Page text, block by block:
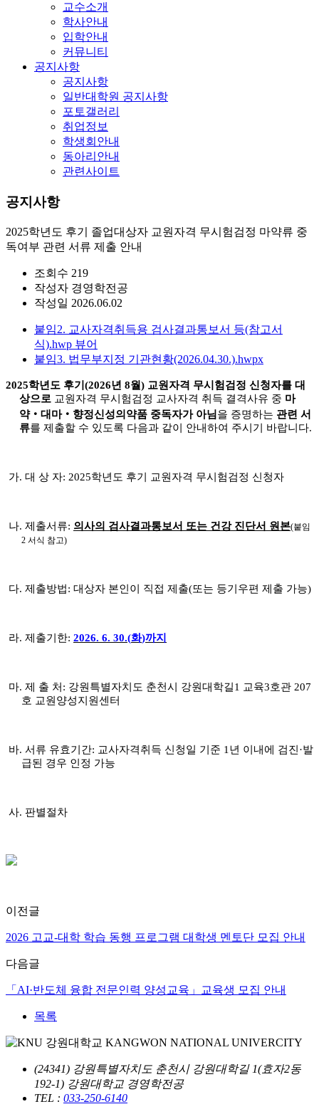
교수소개
학사안내
입학안내
커뮤니티
공지사항
공지사항
일반대학원 공지사항
포토갤러리
취업정보
학생회안내
동아리안내
관련사이트
공지사항
2025학년도 후기 졸업대상자 교원자격 무시험검정 마약류 중
독여부 관련 서류 제출 안내
조회수 219
작성자 경영학전공
작성일 2026.06.02
붙임2. 교사자격취득용 검사결과통보서 등(참고서
식).hwp 뷰어
붙임3. 법무부지정 기관현황(2026.04.30.).hwpx
2025학년도 후기 (2026년 8월) 교원자격 무시험검정 신청자를 대
상으로 교원자격 무시험검정 교사자격 취득 결격사유 중 마
약‧대마‧ 향정신성의약품 중독자가 아님 을 증명하는 관련 서
류를 제출할 수 있도록 다음과 같이 안내하여 주시기 바랍니다.
가. 대 상 자: 2025학년도 후기 교원자격 무시험검정 신청자
나. 제출서류: 의사의 검사결과통보서 또는 건강 진단서 원본(붙임
2 서식 참고)
다. 제출방법: 대상자 본인이 직접 제출(또는 등기우편 제출 가능)
라. 제출기한: 2026. 6. 30.(화)까지
마. 제 출 처 : 강원특별자치도 춘천시 강원대학길1 교육3호관 207
호 교원양성지원센터
바. 서류 유효기간: 교사자격취득 신청일 기준 1 년 이내에 검진 ·발
급된 경우 인정 가능
사. 판별절차
이전글
2026 고교-대학 학습 동행 프로그램 대학생 멘토단 모집 안내
다음글
「AI·반도체 융합 전문인력 양성교육」교육생 모집 안내
목록
(24341) 강원특별자치도 춘천시 강원대학길 1(효자2동
192-1) 강원대학교 경영학전공
TEL : 033-250-6140